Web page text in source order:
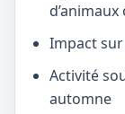
Impact
Activité
automne